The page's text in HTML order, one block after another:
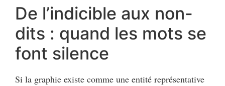
De l’indicible aux non-
dits : quand les mots se
font silence
Si la graphie existe comme une entité représentative